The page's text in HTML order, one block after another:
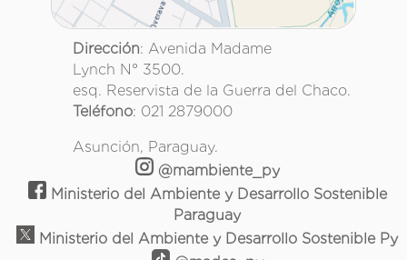
Dirección: Avenida Madame
Lynch N° 3500.
esq. Reservista de la Guerra del Chaco.
Teléfono: 021 2879000
Asunción, Paraguay.
@mambiente_py
Ministerio del Ambiente y Desarrollo Sostenible
Paraguay
Ministerio del Ambiente y Desarrollo Sostenible Py